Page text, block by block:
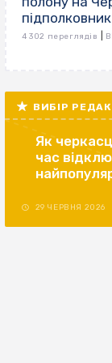
4 302 переглядів
ВИБІР
Як
час
29 ЧЕРВНЯ 2026